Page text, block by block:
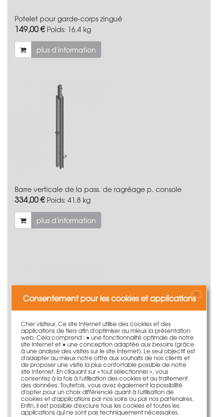
Potelet pour garde-corps zingué
149,00 € Poids: 16.4 kg
plus d'information
Barre verticale de la pass. de ragréage p. console
334,00 € Poids: 41.8 kg
plus d'information
Poutre verticale 299cm montée
496,00 €Poids: 81.6 kg
plus d'information
Consentement pour les cookies et applicationsX
Cher visiteur, Ce site Internet utilise des cookies et des
applications de tiers afin d'optimiser au mieux la présentation
web. Cela comprend : • une fonctionnalité optimale de notre
site Internet et • une conception adaptée aux besoins (grâce
à une analyse des visites sur le site Internet). Le seul objectif est
d'adapter au mieux notre offre aux souhaits de nos clients et
de proposer une visite la plus confortable possible de notre
site Internet. En cliquant sur « tout sélectionner », vous
consentez à la fois à l'utilisation des cookies et au traitement
des données. Toutefois, vous avez également la possibilité
d'opter pour un choix différencié quant à l'utilisation de
cookies et d'applications par nos soins ou par nos partenaires.
Enfin, il est possible d'exclure tous les cookies et toutes les
applications qui ne sont pas techniquement nécessaires.